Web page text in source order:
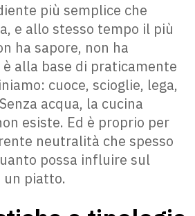
più semplice che
e allo stesso tempo il più
ha sapore, non ha
alla base di praticamente
cuoce, scioglie, lega,
acqua, la cucina
esiste. Ed è proprio per
neutralità che spesso
possa influire sul
piatto.